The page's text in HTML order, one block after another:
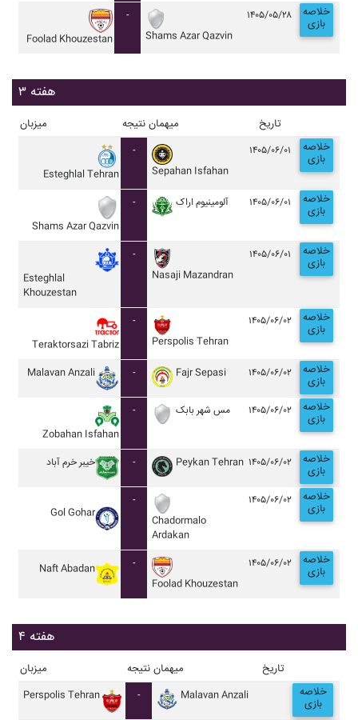
Foolad Khouzestan
-
Shams Azar Qazvin
۱۴۰۵/۰۵/۲۸ خلاصه
بازی
هفته ۳
میزبان نتیجه میهمان تاریخ
Esteghlal Tehran
-
Sepahan Isfahan
۱۴۰۵/۰۶/۰۱ خلاصه
بازی
Shams Azar Qazvin
- آلومينيوم اراک ۱۴۰۵/۰۶/۰۱ خلاصه
بازی
Esteghlal
Khouzestan
-
Nasaji Mazandran
۱۴۰۵/۰۶/۰۱ خلاصه
بازی
Teraktorsazi Tabriz
-
Perspolis Tehran
۱۴۰۵/۰۶/۰۲ خلاصه
بازی
Malavan Anzali - Fajr Sepasi ۱۴۰۵/۰۶/۰۲ خلاصه
بازی
Zobahan Isfahan
- مس شهر بابک ۱۴۰۵/۰۶/۰۲ خلاصه
بازی
خيبر خرم آباد - Peykan Tehran ۱۴۰۵/۰۶/۰۲ خلاصه
بازی
Gol Gohar
-
Chadormalo
Ardakan
۱۴۰۵/۰۶/۰۲ خلاصه
بازی
Naft Abadan
-
Foolad Khouzestan
۱۴۰۵/۰۶/۰۲ خلاصه
بازی
هفته ۴
میزبان نتیجه میهمان تاریخ
Perspolis Tehran - Malavan Anzali خلاصه
بازی